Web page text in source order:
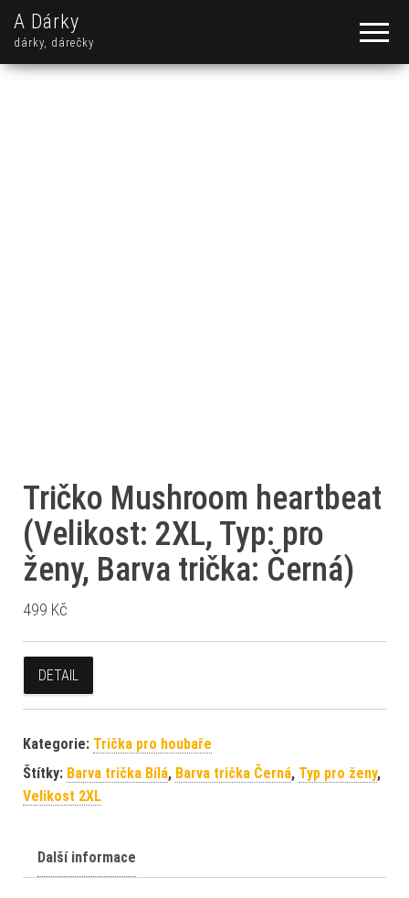
A Dárky
dárky, dárečky
Tričko Mushroom heartbeat
(Velikost: 2XL, Typ: pro
ženy, Barva trička: Černá)
499 Kč
DETAIL
Kategorie: Trička pro houbaře
Štítky: Barva trička Bílá, Barva trička Černá, Typ pro ženy,
Velikost 2XL
Další informace